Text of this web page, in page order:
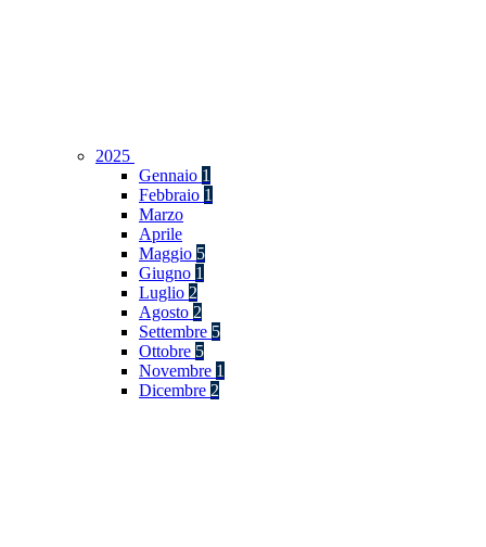
2025
Gennaio 1
Febbraio 1
Marzo
Aprile
Maggio 5
Giugno 1
Luglio 2
Agosto 2
Settembre 5
Ottobre 5
Novembre 1
Dicembre 2